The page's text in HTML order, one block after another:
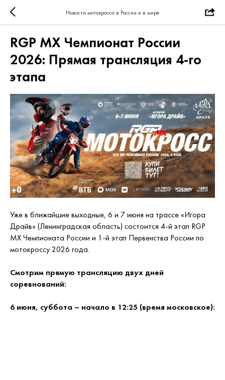
Новости мотокросса в России и в мире
RGP MX Чемпионат России
2026: Прямая трансляция 4-го
этапа
Уже в ближайшие выходные, 6 и 7 июня на трассе «Игора
Драйв» (Ленинградская область) состоится 4-й этап RGP
MX Чемпионата России и 1-й этап Первенства России по
мотокроссу 2026 года.
Смотрим прямую трансляцию двух дней
соревнований:
6 июня, суббота – начало в 12:25 (время московское):